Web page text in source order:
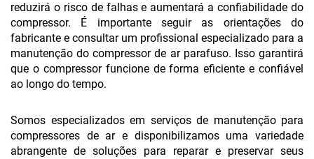
reduzirá o risco de falhas e aumentará a confiabilidade do
compressor. É importante seguir as orientações do
fabricante e consultar um profissional especializado para a
manutenção do compressor de ar parafuso. Isso garantirá
que o compressor funcione de forma eficiente e confiável
ao longo do tempo.
Somos especializados em serviços de manutenção para
compressores de ar e disponibilizamos uma variedade
abrangente de soluções para reparar e preservar seus